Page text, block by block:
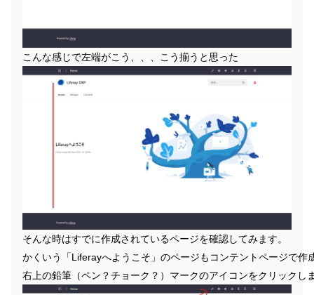
こんな感じで左端がこう、、、こう揃うと思った
そんな時はすでに作成されているページを確認してみます。
かくいう「Liferayへようこそ」のページもコンテントページで作
右上の鉛筆（ペン？チョーク？）マークのアイコンをクリックし